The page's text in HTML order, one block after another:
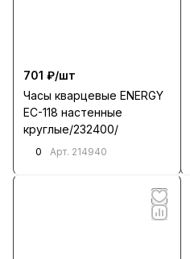
701 ₽/шт
Часы кварцевые ENERGY
EC-118 настенные
круглые/232400/
0 Арт. 214940